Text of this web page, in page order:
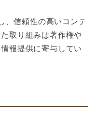
、信頼性の高いコンテ
取り組みは著作権や
報提供に寄与してい